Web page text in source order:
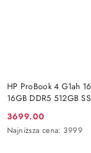
HP ProBook 4 G1ah
16GB DDR5 512GB
Cena
promocyjna:
3699.00
Najniższa
Najniższa cena: 3999